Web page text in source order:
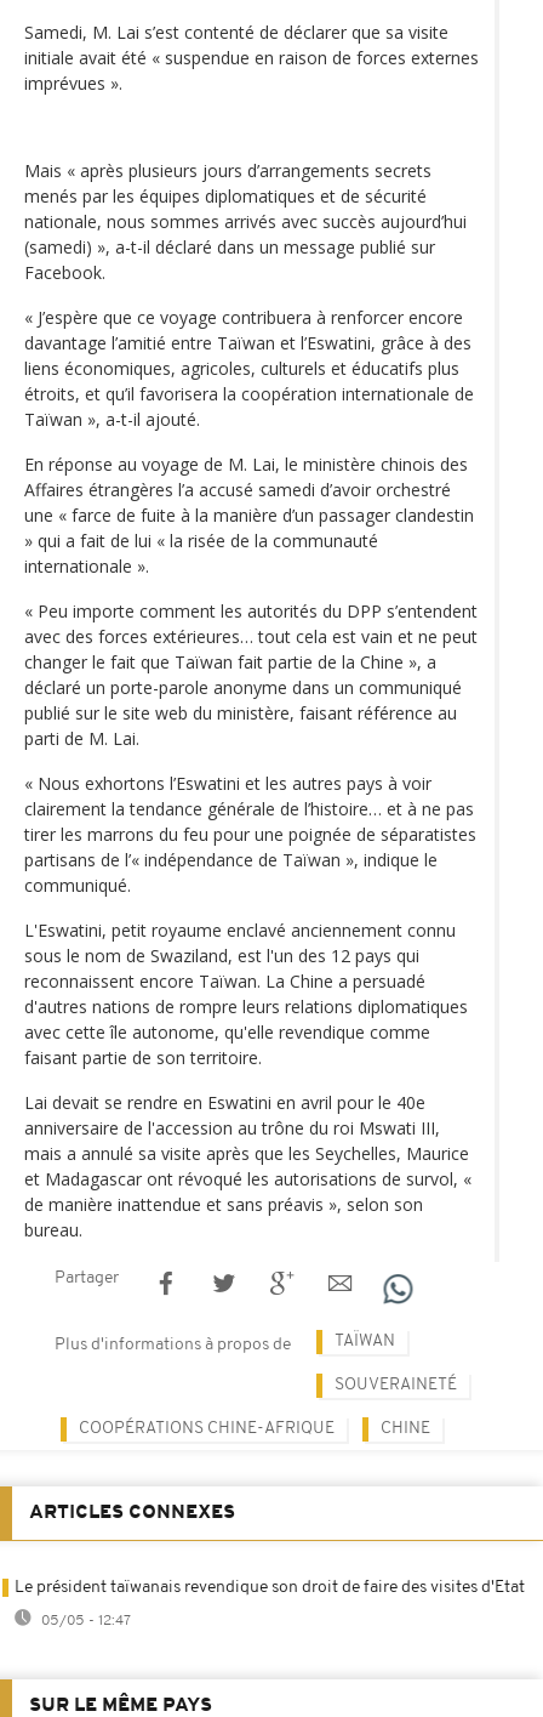
Samedi, M. Lai s’est contenté de déclarer que sa visite
initiale avait été « suspendue en raison de forces externes
imprévues ».
Mais « après plusieurs jours d’arrangements secrets
menés par les équipes diplomatiques et de sécurité
nationale, nous sommes arrivés avec succès aujourd’hui
(samedi) », a-t-il déclaré dans un message publié sur
Facebook.
« J’espère que ce voyage contribuera à renforcer encore
davantage l’amitié entre Taïwan et l’Eswatini, grâce à des
liens économiques, agricoles, culturels et éducatifs plus
étroits, et qu’il favorisera la coopération internationale de
Taïwan », a-t-il ajouté.
En réponse au voyage de M. Lai, le ministère chinois des
Affaires étrangères l’a accusé samedi d’avoir orchestré
une « farce de fuite à la manière d’un passager clandestin
» qui a fait de lui « la risée de la communauté
internationale ».
« Peu importe comment les autorités du DPP s’entendent
avec des forces extérieures… tout cela est vain et ne peut
changer le fait que Taïwan fait partie de la Chine », a
déclaré un porte-parole anonyme dans un communiqué
publié sur le site web du ministère, faisant référence au
parti de M. Lai.
« Nous exhortons l’Eswatini et les autres pays à voir
clairement la tendance générale de l’histoire… et à ne pas
tirer les marrons du feu pour une poignée de séparatistes
partisans de l’« indépendance de Taïwan », indique le
communiqué.
L'Eswatini, petit royaume enclavé anciennement connu
sous le nom de Swaziland, est l'un des 12 pays qui
reconnaissent encore Taïwan. La Chine a persuadé
d'autres nations de rompre leurs relations diplomatiques
avec cette île autonome, qu'elle revendique comme
faisant partie de son territoire.
Lai devait se rendre en Eswatini en avril pour le 40e
anniversaire de l'accession au trône du roi Mswati III,
mais a annulé sa visite après que les Seychelles, Maurice
et Madagascar ont révoqué les autorisations de survol, «
de manière inattendue et sans préavis », selon son
bureau.
Partager
Plus d'informations à propos de TAÏWAN
SOUVERAINETÉ
COOPÉRATIONS CHINE-AFRIQUE CHINE
ARTICLES CONNEXES
Le président taïwanais revendique son droit de faire des visites d'Etat
05/05 - 12:47
SUR LE MÊME PAYS